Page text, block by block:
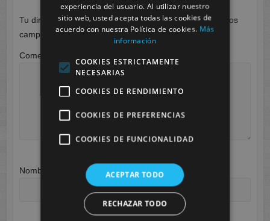
Tu dirección de correo electrónico no será publicada.
Los
campos obligatorios están marcados con*
Comentario
Nombre
experiencia del usuario. Al utilizar nuestro
sitio web, usted acepta todas las cookies de
acuerdo con nuestra Política de cookies. Más
información
COOKIES ESTRICTAMENTE
NECESARIAS
COOKIES DE RENDIMIENTO
COOKIES DE PREFERENCIAS
COOKIES DE FUNCIONALIDAD
ACEPTAR TODO
RECHAZAR TODO